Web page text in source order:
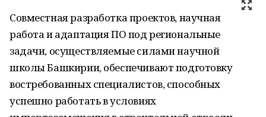
Совместная разработка проектов, научная
работа и адаптация ПО под региональные
задачи, осуществляемые силами научной
школы Башкирии, обеспечивают подготовку
востребованных специалистов, способных
успешно работать в условиях